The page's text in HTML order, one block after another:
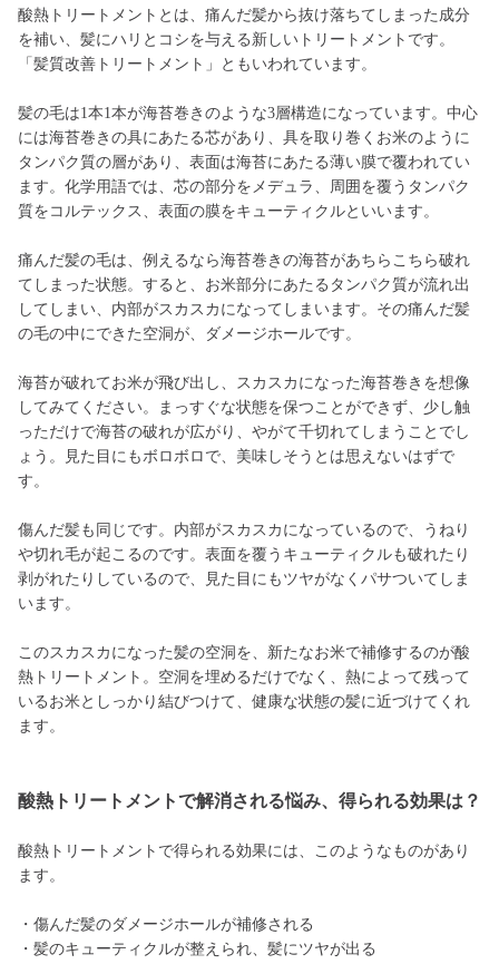
酸熱トリートメントとは、痛んだ髪から抜け落ちてしまった成分
を補い、髪にハリとコシを与える新しいトリートメントです。
「髪質改善トリートメント」ともいわれています。
髪の毛は1本1本が海苔巻きのような3層構造になっています。中心
には海苔巻きの具にあたる芯があり、具を取り巻くお米のように
タンパク質の層があり、表面は海苔にあたる薄い膜で覆われてい
ます。化学用語では、芯の部分をメデュラ、周囲を覆うタンパク
質をコルテックス、表面の膜をキューティクルといいます。
痛んだ髪の毛は、例えるなら海苔巻きの海苔があちらこちら破れ
てしまった状態。すると、お米部分にあたるタンパク質が流れ出
してしまい、内部がスカスカになってしまいます。その痛んだ髪
の毛の中にできた空洞が、ダメージホールです。
海苔が破れてお米が飛び出し、スカスカになった海苔巻きを想像
してみてください。まっすぐな状態を保つことができず、少し触
っただけで海苔の破れが広がり、やがて千切れてしまうことでし
ょう。見た目にもボロボロで、美味しそうとは思えないはずで
す。
傷んだ髪も同じです。内部がスカスカになっているので、うねり
や切れ毛が起こるのです。表面を覆うキューティクルも破れたり
剥がれたりしているので、見た目にもツヤがなくパサついてしま
います。
このスカスカになった髪の空洞を、新たなお米で補修するのが酸
熱トリートメント。空洞を埋めるだけでなく、熱によって残って
いるお米としっかり結びつけて、健康な状態の髪に近づけてくれ
ます。
酸熱トリートメントで解消される悩み、得られる効果は？
酸熱トリートメントで得られる効果には、このようなものがあり
ます。
・傷んだ髪のダメージホールが補修される
・髪のキューティクルが整えられ、髪にツヤが出る